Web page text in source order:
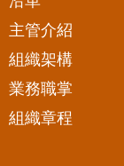
主管介紹
組織架構
業務職掌
組織章程